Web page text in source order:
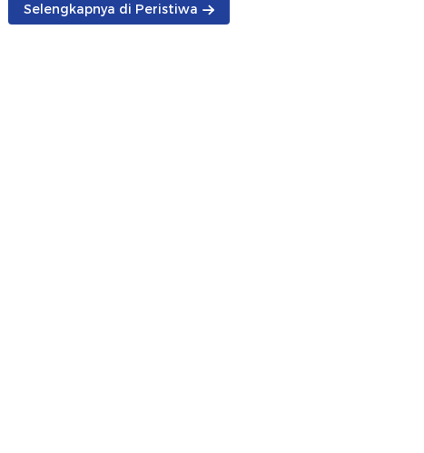
Selengkapnya di Peristiwa